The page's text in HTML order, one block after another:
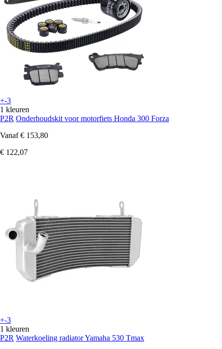
+-3
1 kleuren
P2R Onderhoudskit voor motorfiets Honda 300 Forza
Vanaf € 153,80
€ 122,07
+-3
1 kleuren
P2R Waterkoeling radiator Yamaha 530 Tmax